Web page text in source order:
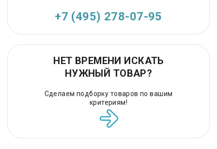
+7 (495) 278-07-95
НЕТ ВРЕМЕНИ ИСКАТЬ
НУЖНЫЙ ТОВАР?
Сделаем подборку товаров по вашим
критериям!